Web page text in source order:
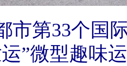
市第33个国
”微型趣味